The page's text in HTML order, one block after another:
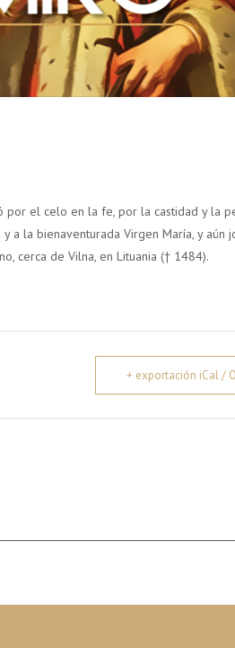
por el celo en la fe, por la castidad y la
a la bienaventurada Virgen María, y aún
cerca de Vilna, en Lituania († 1484).
+ exportación iCal /